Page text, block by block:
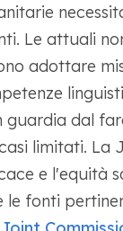
Le attuali
adottare
guardia dal
limitati. La
e l'equità
le fonti